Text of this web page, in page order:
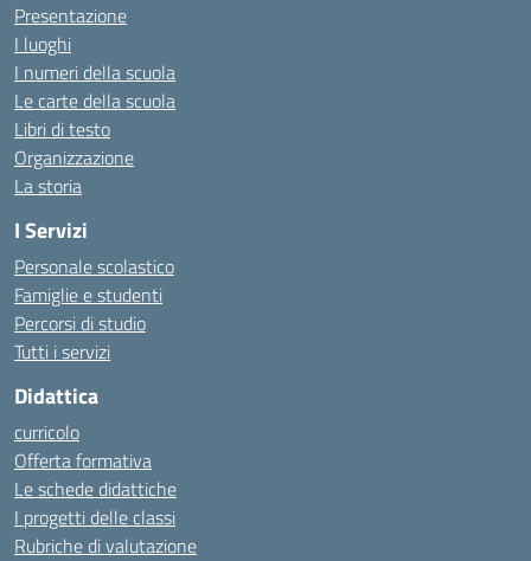
Presentazione
I luoghi
I numeri della scuola
Le carte della scuola
Libri di testo
Organizzazione
La storia
I Servizi
Personale scolastico
Famiglie e studenti
Percorsi di studio
Tutti i servizi
Didattica
curricolo
Offerta formativa
Le schede didattiche
I progetti delle classi
Rubriche di valutazione